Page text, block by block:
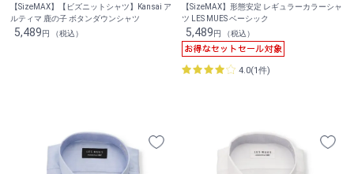
【SizeMAX】【ビズニットシャツ】Kansai ア
ルティマ 鹿の子 ボタンダウンシャツ
5,489円 （税込）
【SizeMAX】形態安定 レギュラーカラーシャ
ツ LES MUES ベーシック
5,489円 （税込）
4.0(1件)